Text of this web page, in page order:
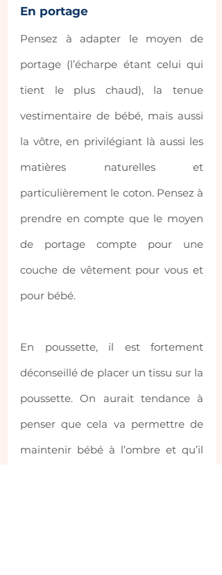
En portage
Pensez à adapter le moyen de
portage (l’écharpe étant celui qui
tient le plus chaud), la tenue
vestimentaire de bébé, mais aussi
la vôtre, en privilégiant là aussi les
matières naturelles et
particulièrement le coton. Pensez à
prendre en compte que le moyen
de portage compte pour une
couche de vêtement pour vous et
pour bébé.
En poussette, il est fortement
déconseillé de placer un tissu sur la
poussette. On aurait tendance à
penser que cela va permettre de
maintenir bébé à l’ombre et qu’il